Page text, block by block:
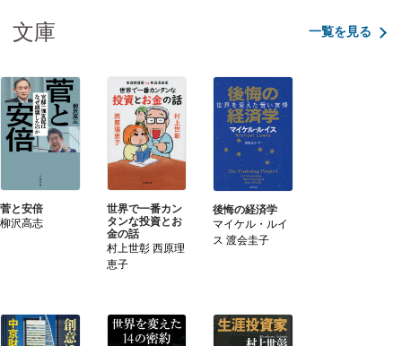
文庫 一覧を見る
菅と安倍
柳沢高志
世界で一番カン
タンな投資とお
金の話
村上世彰 西原理
恵子
後悔の経済学
マイケル・ルイ
ス 渡会圭子